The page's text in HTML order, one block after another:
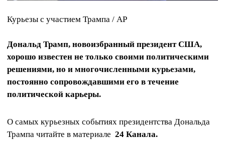
Курьезы с участием Трампа / АР
Дональд Трамп, новоизбранный президент США,
хорошо известен не только своими политическими
решениями, но и многочисленными курьезами,
постоянно сопровождавшими его в течение
политической карьеры.
О самых курьезных событиях президентства Дональда
Трампа читайте в материале 24 Канала.